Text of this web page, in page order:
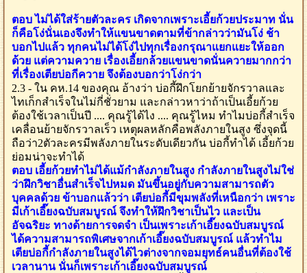
ตอบ ไม่ได้ใส่ร้ายตัวละคร เกิดจากเพราะเอี้ยก้วยประมาท นั่น
ก็คือโง่นั่นเองจึงทำให้แขนขาดตามที่ข้ากล่าวว่ามันโง่ ช้า
บอกไปแล้ว ทุกคนไม่ได้โง่ไปทุกเรื่องกรุณาแยกแยะให้ออก
ด้วย แต่ความควาย เรื่องเอี้ยกล้วยแขนขาดนั่นควายมากกว่า
ที่เรื่องเตียบ่อกีควาย จึงต้องบอกว่าโง่กว่า
2.3 - ใน คห.14 ของคุณ อ้างว่า บ่อกี้ฝึกโยกย้ายจักรวาลและ
ไทเก็กสำเร็จในไม่กี่ชั่วยาม และกล่าวหาว่าถ้าเป็นเอี้ยก้วย
ต้องใช้เวลาเป็นปี .... คุณรู้ได้ไง .... คุณรู้ไหม ทำไมบ่อกี้สำเร็จ
เคลื่อนย้ายจักรวาลเร็ว เหตุผลหลักคือพลังภายในสูง ซึ่งจุดนี้
ถือว่า2ตัวละครมีพลังภายในระดับเดียวกัน บ่อกี้ทำได้ เอี้ยก้วย
ย่อมน่าจะทำได้
ตอบ เอี้ยก้วยทำไม่ได้แม้กำลังภายในสูง กำลังภายในสูงไม่ใช่
ว่าฝึกวิชาอื่นสำเร็จไปหมด มันขึ้นอยู่กับความสามารถตัว
บุคคลด้วย ข้าบอกแล้วว่า เตียบ่อกี้มีขุมพลังที่เหนือกว่า เพราะ
มีเก้าเอี๊ยงฉบับสมบูรณ์ จึงทำให้ฝึกวิชาเป็นไว และเป็น
อัจฉริยะ ทางด้ายการจดจำ เป็นเพราะเก้าเอี๊ยงฉบับสมบูรณ์
ได้ความสามารถพิเศษจากเก้าเอี๊ยงฉบับสมบูรณ์ แล้วทำไม
เตียบ่อกี้กำลังภายในสูงได้ไวต่างจากจอมยุทธ์คนอื่นที่ต้องใช้
เวลานาน นั่นก็เพราะเก้าเอี๊ยงฉบับสมบูรณ์